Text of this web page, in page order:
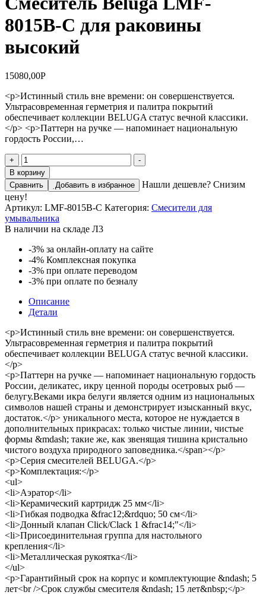
8015B-C для раковины
высокий
15080,00Р
<p>Истинный стиль вне времени: он совершенствуется.
Ультрасовременная герметрия и палитра покрытий
обеспечивает коллекции BELUGA статус вечной классики.
</p> <p>Паттерн на ручке — напоминает национальную
гордость России,…
+
Количество
товара
Смеситель
Beluga
LMF-
8015B-
C
для
раковины
высокий
-
В корзину
Сравнить
Добавить в избранное
Нашли дешевле? Снизим
цену!
Артикул: LMF-8015B-C Категория: Смесители для
умывальника
В наличии на складе Л3
-3% за онлайн-оплату на сайте
-4% Комплексная покупка
-3% при оплате переводом
-3% при оплате по безналу
Описание
Детали
<p>Истинный стиль вне времени: он совершенствуется.
Ультрасовременная герметрия и палитра покрытий
обеспечивает коллекции BELUGA статус вечной классики.
</p>
<p>Паттерн на ручке — напоминает национальную гордость
России, деликатес, икру ценной породы осетровых рыб —
белугу.Веками икра белуги является одним из национальных
символов нашей страны и демонстрирует изысканный вкус,
достаток.</p> уникального места, которое не нуждается в
дополнительных прикрасах: только чистые линии, чистые
формы &mdash; такие же, как звенящая тишина кристально
чистого воздуха природного заповедника.</span></p>
<p>Серия смесителей BELUGA.</p>
<p>Комплектация:</p>
<ul>
<li>Аэратор</li>
<li>Керамический картридж 25 мм</li>
<li>Гибкая подводка &frac12;&rdquo; 50 см</li>
<li>Донный клапан Click/Clack 1 &frac14;"</li>
<li>Присоединительная группа для настольного
крепления</li>
<li>Металлическая рукоятка</li>
</ul>
<p>Гарантийный срок на корпус и комплектующие &ndash; 5
лет<br />Срок службы смесителя &ndash; 15 лет&nbsp;</p>